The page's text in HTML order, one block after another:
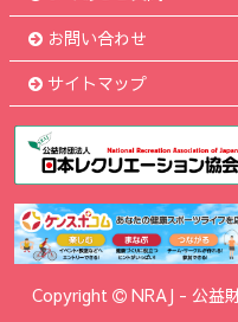
お問い合わせ
サイトマップ
Copyright NRAJ - 公益